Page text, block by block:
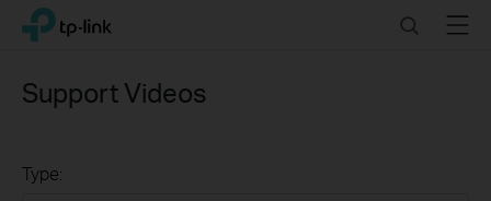
Click
navigation
TP-Link, Reliably Smart SearchMenu
Support Videos
Type: